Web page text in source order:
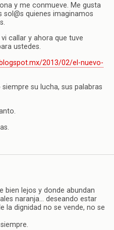
y me conmueve. Me gusta
quienes imaginamos
callar y ahora que tuve
ustedes.
2013/02/el-nuevo-
su lucha, sus palabras
bien lejos y donde abundan
naranja… deseando estar
la dignidad no se vende, no se